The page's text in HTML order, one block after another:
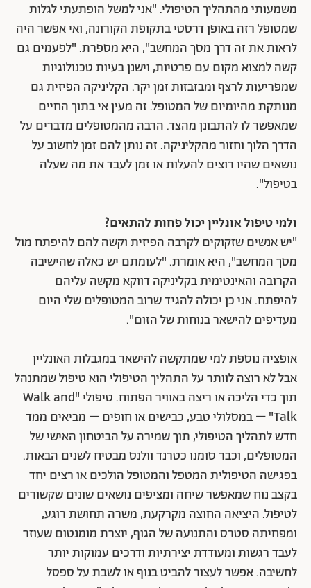
משמעותי מהתהליך הטיפולי. "אני למשל הופתעתי לגלות
שמטופל רזה באופן דרסטי בתקופת הקורונה, ואי אפשר היה
לראות את זה דרך מסך המחשב", היא מספרת. "לפעמים גם
קשה למצוא מקום עם פרטיות, וישנן בעיות טכנולוגיות
שמפריעות לרצף ומבזבזות זמן יקר. הקליניקה הפיזית גם
מנותקת מהיומיום של המטופל. זה מעין אי בתוך החיים
שמאפשר לו להתבונן מהצד. הרבה מהמטופלים מדברים על
הדרך הלוך וחזור מהקליניקה. זה נותן להם זמן לחשוב על
נושאים שהיו רוצים להעלות או זמן לעבד את מה שעלה
בטיפול".
ולמי טיפול אונליין יכול פחות להתאים?
"יש אנשים שזקוקים לקרבה הפיזית וקשה להם להיפתח מול
מסך המחשב", היא אומרת. "לעומתם יש כאלה שהישיבה
הקרובה והאינטימית בקליניקה דווקא מקשה עליהם
להיפתח. אני כן יכולה להגיד שרוב המטופלים שלי היום
מעדיפים להישאר בנוחות של הזום".
אופציה נוספת למי שמתקשה להישאר במגבלות האונליין
אבל לא רוצה לוותר על התהליך הטיפולי הוא טיפול שמתנהל
תוך כדי הליכה או ריצה באוויר הפתוח. טיפולי "Walk and
Talk" – במסלולי טבע, כבישים או חופים – מביאים ממד
חדש לתהליך הטיפולי, תוך שמירה על הביטחון האישי של
המטופלים, וכבר סומנו כטרנד וולנס מבטיח לשנים הבאות.
בפגישה הטיפולית המטפל והמטופל הולכים או רצים יחד
בקצב נוח שמאפשר שיחה ומציפים נושאים שונים שקשורים
לטיפול. היציאה החוצה מקרקעת, משרה תחושת רוגע,
ומפחיתה סטרס והתנועה של הגוף, יוצרת מומנטום שעוזר
לעבד רגשות ומעודדת יצירתיות ודרכים עמוקות יותר
לחשיבה. אפשר לעצור להביט בנוף או לשבת על ספסל